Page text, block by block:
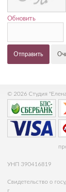
Обновить
Отправить
© 2026 Студия
УНП 390416819
Свидетельство о
г